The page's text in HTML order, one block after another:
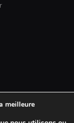
meilleure